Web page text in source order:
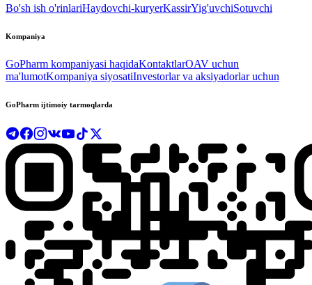
Bo'sh ish o'rinlariHaydovchi-kuryerKassirYig'uvchiSotuvchi
Kompaniya
GoPharm kompaniyasi haqidaKontaktlarOAV uchun
ma'lumotKompaniya siyosatiInvestorlar va aksiyadorlar uchun
GoPharm ijtimoiy tarmoqlarda